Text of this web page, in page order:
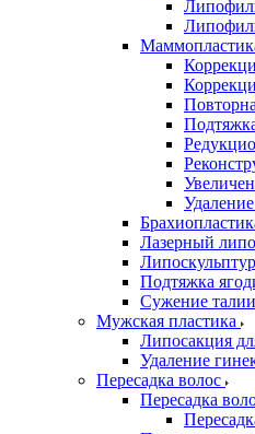
Лазерный
Подтяжка
Сужение
Мужская пластика
Липосакция
Удаление
Пересадка волос
Пересадка